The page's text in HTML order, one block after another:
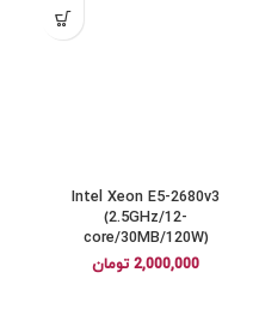
Intel Xeon E5-2680v3
(2.5GHz/12-
core/30MB/120W)
2,000,000 تومان